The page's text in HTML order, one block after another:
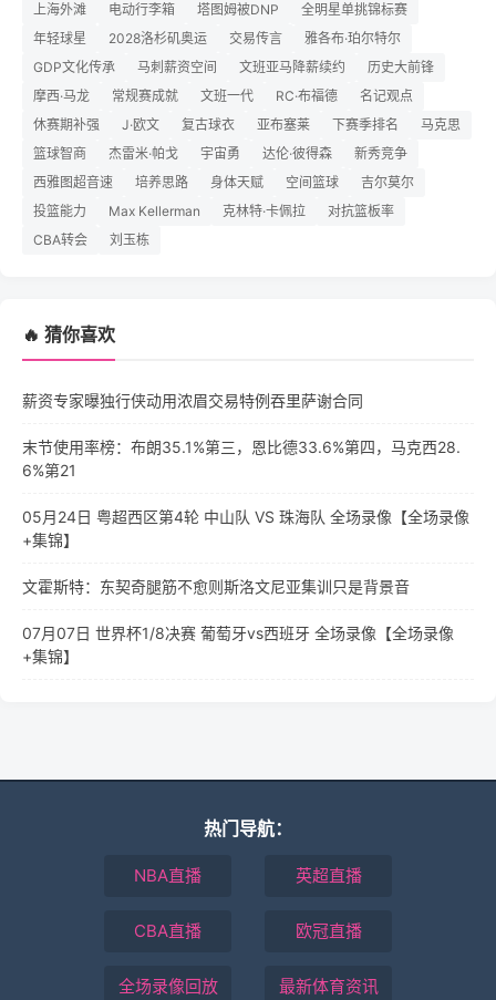
上海外滩
电动行李箱 塔图姆被DNP
全明星单挑锦标赛
年轻球星
2028洛杉矶奥运 交易传言
雅各布·珀尔特尔
GDP文化传承
马刺薪资空间 文班亚马降薪续约
历史大前锋
摩西·马龙
常规赛成就 文班一代 RC·布福德
名记观点
休赛期补强
J·欧文 复古球衣 亚布塞莱 下赛季排名
马克思
篮球智商
杰雷米·帕戈 宇宙勇 达伦·彼得森
新秀竞争
西雅图超音速
培养思路 身体天赋 空间篮球
吉尔莫尔
投篮能力
Max Kellerman 克林特·卡佩拉
对抗篮板率
CBA转会
刘玉栋
🔥 猜你喜欢
薪资专家曝独行侠动用浓眉交易特例吞里萨谢合同
末节使用率榜：布朗35.1%第三，恩比德33.6%第四，马克西28.
6%第21
05月24日 粤超西区第4轮 中山队 VS 珠海队 全场录像【全场录像
+集锦】
文霍斯特：东契奇腿筋不愈则斯洛文尼亚集训只是背景音
07月07日 世界杯1/8决赛 葡萄牙vs西班牙 全场录像【全场录像
+集锦】
热门导航：
NBA直播 英超直播
CBA直播 欧冠直播
全场录像回放 最新体育资讯